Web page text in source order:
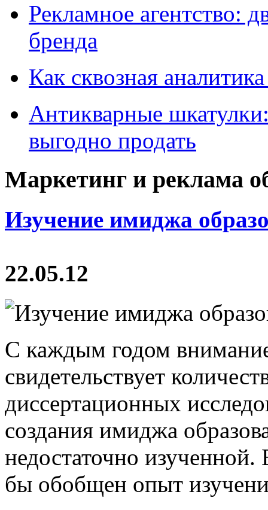
Рекламное агентство:
бренда
Как сквозная
Антикварные
выгодно продать
Маркетинг и реклама
Изучение имиджа
22.05.12
С каждым годом
свидетельствует
диссертационных
создания имиджа
недостаточно
бы обобщен опыт